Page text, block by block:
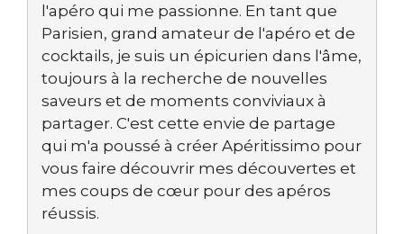
l'apéro qui me passionne. En tant que
Parisien, grand amateur de l'apéro et de
cocktails, je suis un épicurien dans l'âme,
toujours à la recherche de nouvelles
saveurs et de moments conviviaux à
partager. C'est cette envie de partage
qui m'a poussé à créer Apéritissimo pour
vous faire découvrir mes découvertes et
mes coups de cœur pour des apéros
réussis.